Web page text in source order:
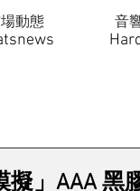
動態 音
擬」AAA 黑